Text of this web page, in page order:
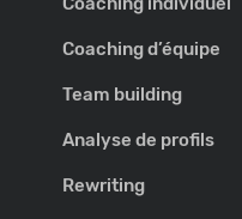
Coaching d’équipe
Team building
Analyse de profils
Rewriting